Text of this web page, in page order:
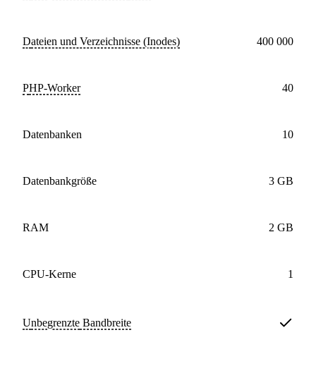
Dateien und Verzeichnisse (Inodes) 400 000
PHP-Worker 40
Datenbanken 10
Datenbankgröße 3 GB
RAM 2 GB
CPU-Kerne 1
Unbegrenzte Bandbreite